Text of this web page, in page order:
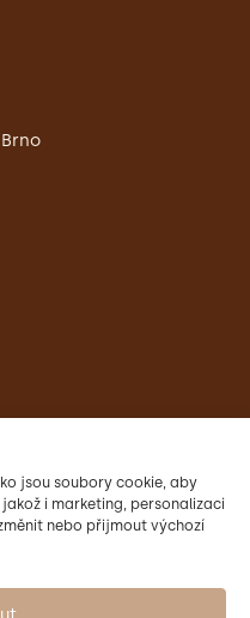
jsou soubory cookie, aby
i marketing, personalizaci
nebo přijmout výchozí
Brně.